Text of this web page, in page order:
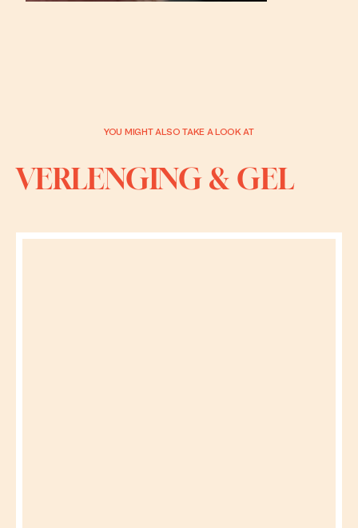
YOU MIGHT ALSO TAKE A LOOK AT
VERLENGING & GEL